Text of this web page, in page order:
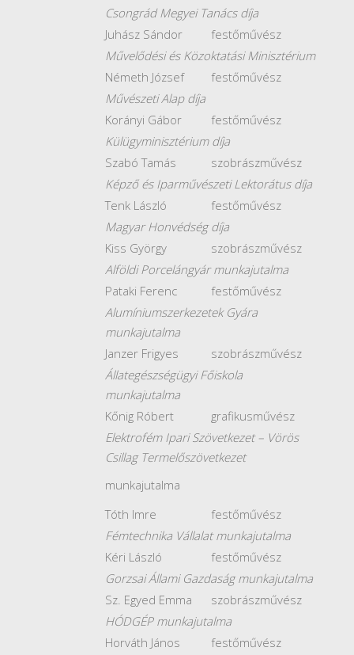
Csongrád Megyei Tanács díja
Juhász Sándor
festőművész
Művelődési és Közoktatási Minisztérium
Németh József
festőművész
Művészeti Alap díja
Korányi Gábor
festőművész
Külügyminisztérium díja
Szabó Tamás
szobrászművész
Képző és Iparművészeti Lektorátus díja
Tenk László
festőművész
Magyar Honvédség díja
Kiss György
szobrászművész
Alföldi Porcelángyár munkajutalma
Pataki Ferenc
festőművész
Alumíniumszerkezetek Gyára
munkajutalma
Janzer Frigyes
szobrászművész
Állategészségügyi Főiskola
munkajutalma
Kőnig Róbert
grafikusművész
Elektrofém Ipari Szövetkezet – Vörös
Csillag Termelőszövetkezet
munkajutalma
Tóth Imre
festőművész
Fémtechnika Vállalat munkajutalma
Kéri László
festőművész
Gorzsai Állami Gazdaság munkajutalma
Sz. Egyed Emma
szobrászművész
HÓDGÉP munkajutalma
Horváth János
festőművész